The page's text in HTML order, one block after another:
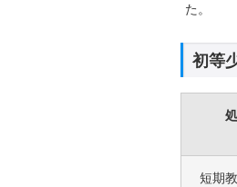
た。
初等
短期